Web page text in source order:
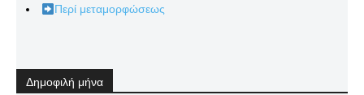
Περί μεταμορφώσεως
Δημοφιλή μήνα